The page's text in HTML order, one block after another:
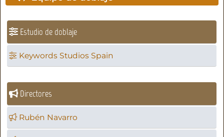
Estudio de doblaje
Keywords Studios Spain
Directores
Rubén Navarro